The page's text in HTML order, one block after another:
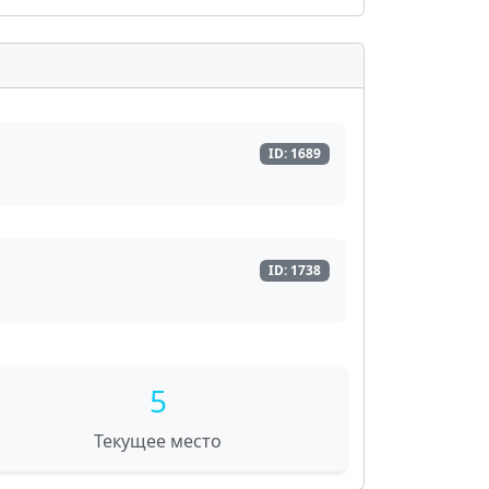
ID: 1689
ID: 1738
5
Текущее место